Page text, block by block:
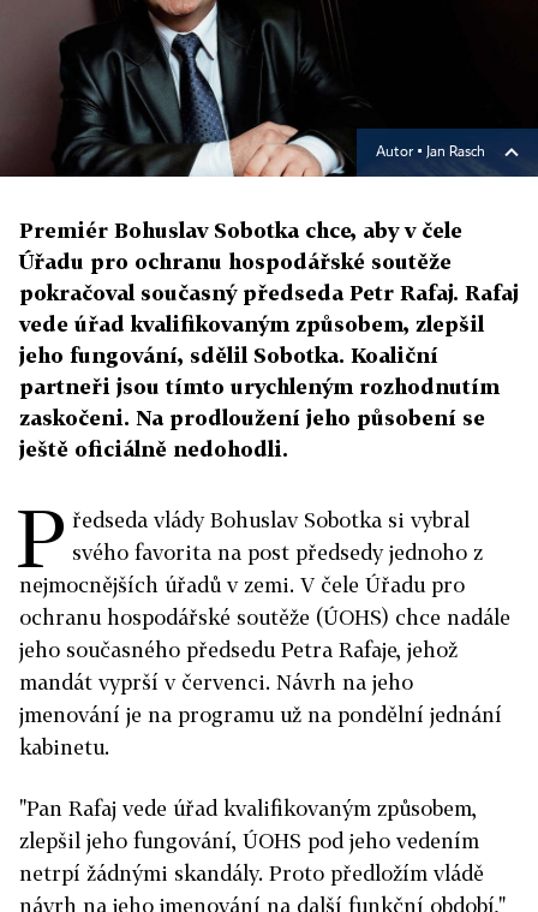
Autor ▪ Jan Rasch
Premiér Bohuslav Sobotka chce, aby v čele
Úřadu pro ochranu hospodářské soutěže
pokračoval současný předseda Petr Rafaj. Rafaj
vede úřad kvalifikovaným způsobem, zlepšil
jeho fungování, sdělil Sobotka. Koaliční
partneři jsou tímto urychleným rozhodnutím
zaskočeni. Na prodloužení jeho působení se
ještě oficiálně nedohodli.
P ředseda vlády Bohuslav Sobotka si vybral
svého favorita na post předsedy jednoho z
nejmocnějších úřadů v zemi. V čele Úřadu pro
ochranu hospodářské soutěže (ÚOHS) chce nadále
jeho současného předsedu Petra Rafaje, jehož
mandát vyprší v červenci. Návrh na jeho
jmenování je na programu už na pondělní jednání
kabinetu.
"Pan Rafaj vede úřad kvalifikovaným způsobem,
zlepšil jeho fungování, ÚOHS pod jeho vedením
netrpí žádnými skandály. Proto předložím vládě
návrh na jeho jmenování na další funkční období,"